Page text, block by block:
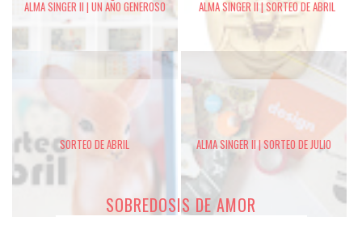
ALMA SINGER II | UN AÑO GENEROSO ALMA SINGER II | SORTEO DE ABRIL
SORTEO DE ABRIL ALMA SINGER II | SORTEO DE JULIO
SOBREDOSIS DE AMOR